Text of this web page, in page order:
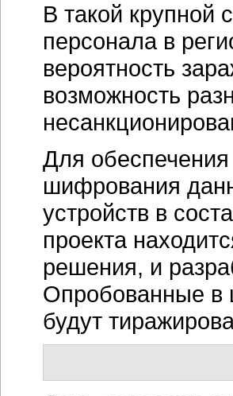
В такой крупной
персонала в
вероятность
возможность
Для
шифрования
устройств в
проекта
решения, и
Опробованные в
будут